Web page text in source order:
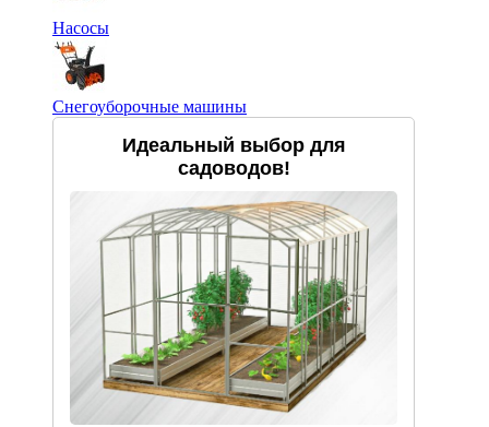
Насосы
Снегоуборочные машины
Идеальный выбор для
садоводов!